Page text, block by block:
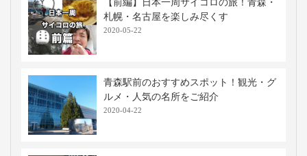
【前編】日本一周サイコロの旅！青森・
札幌・名古屋を楽しみ尽くす
2020-05-22
青森駅前のおすすめスポット！観光・グ
ルメ・人気の名所をご紹介
2020-04-22